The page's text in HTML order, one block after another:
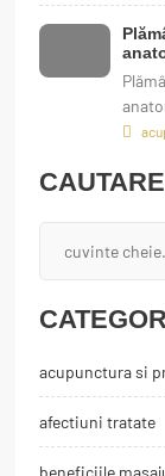
CAUTARE
acupunctura si
afectiuni tratate